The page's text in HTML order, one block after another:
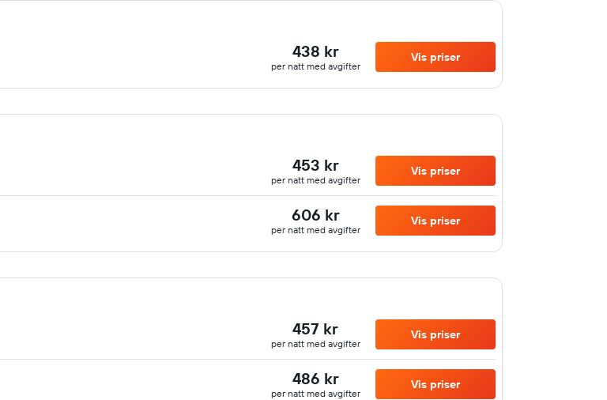
438 kr
per natt med avgifter
Vis priser
453 kr
per natt med avgifter
Vis priser
606 kr
per natt med avgifter
Vis priser
457 kr
per natt med avgifter
Vis priser
486 kr
per natt med avgifter
Vis priser